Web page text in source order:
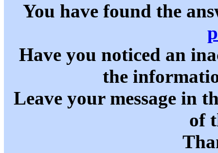
You have found the
Have you noticed an
the
Leave your message in
of